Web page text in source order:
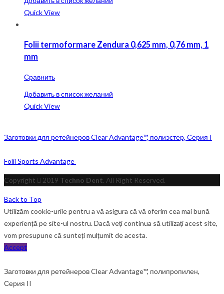
Quick View
Folii termoformare Zendura 0,625 mm, 0,76 mm, 1
mm
Сравнить
Добавить в список желаний
Quick View
Заготовки для ретейнеров Clear Advantage™, полиэстер, Серия I
Folii Sports Advantage
Copyright 2019 Techno Dent. All Right Reserved.
Back to Top
Utilizăm cookie-urile pentru a vă asigura că vă oferim cea mai bună
experiență pe site-ul nostru. Dacă veți continua să utilizați acest site,
vom presupune că sunteți mulțumit de acesta.
Accept
Заготовки для ретейнеров Clear Advantage™, полипропилен,
Серия II